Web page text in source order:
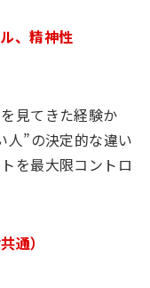
、精神性
見てきた経験か
人”の決定的な違い
を最大限コントロ
通）